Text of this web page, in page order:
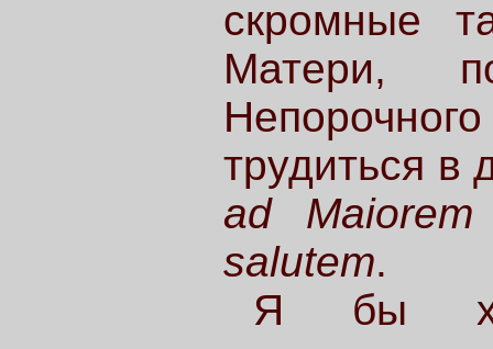
скромные
Матери,
трудиться в
ad
salutem.
Я бы